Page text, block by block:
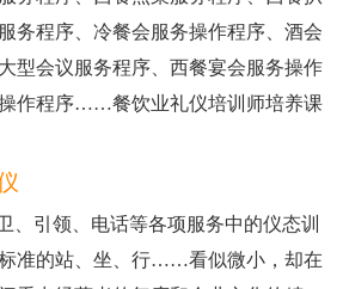
务程序、冷餐会服务操作程序、酒会
型会议服务程序、西餐宴会服务操作
作程序……餐饮业礼仪培训师培养课
、引领、电话等各项服务中的仪态训
准的站、坐、行……看似微小，却在